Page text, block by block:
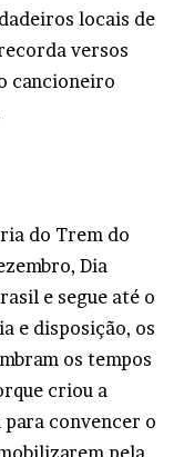
locais de
versos
cancioneiro
do Trem do
Dia
e segue até o
e disposição, os
os tempos
criou a
convencer o
pela